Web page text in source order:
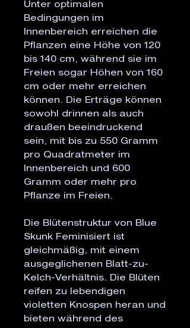
Unter optimalen
Bedingungen im
Innenbereich erreichen die
Pflanzen eine Höhe von 120
bis 140 cm, während sie im
Freien sogar Höhen von 160
cm oder mehr erreichen
können. Die Erträge können
sowohl drinnen als auch
draußen beeindruckend
sein, mit bis zu 550 Gramm
pro Quadratmeter im
Innenbereich und 600
Gramm oder mehr pro
Pflanze im Freien.
Die Blütenstruktur von Blue
Skunk Feminisiert ist
gleichmäßig, mit einem
ausgeglichenen Blatt-zu-
Kelch-Verhältnis. Die Blüten
reifen zu lebendigen
violetten Knospen heran und
bieten während des